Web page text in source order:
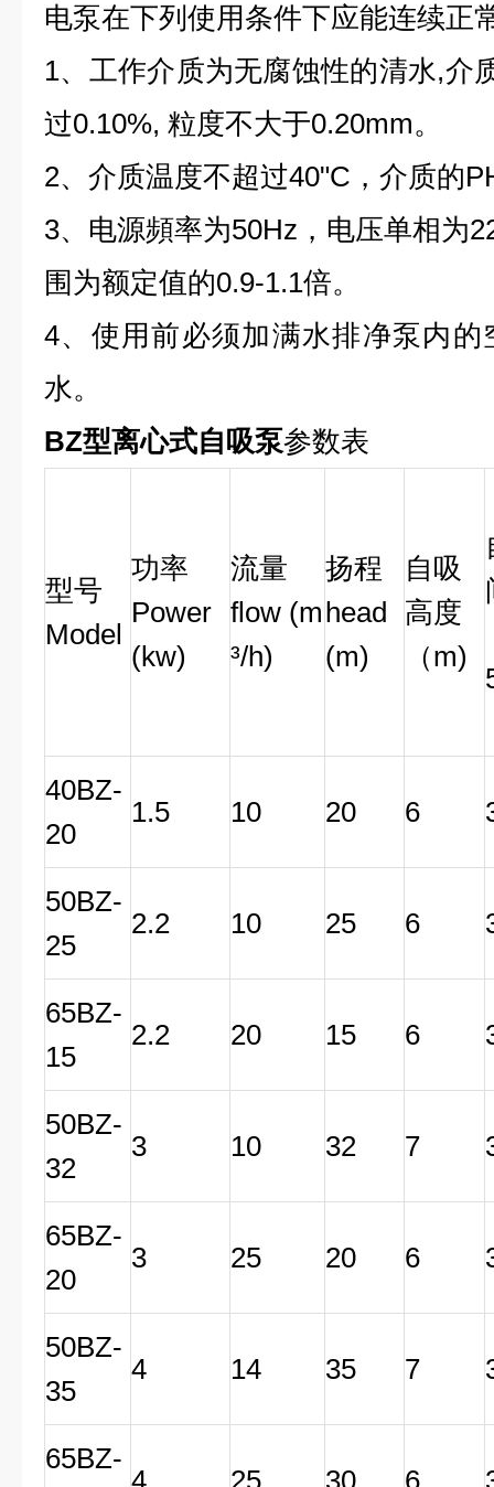
电泵在下列使用条件下应能连续正
1、工作介质为无腐蚀性的清水,介
过0.10%, 粒度不大于0.20mm。
2、介质温度不超过40"C，介质的
3、电源頻率为50Hz，电压单相为
围为额定值的0.9-1.1倍。
4、使用前必须加满水排净泵内
水。
BZ型离心式自吸泵参数表
型号
Model
功率
Power
(kw)
流量
flow (m
³/h)
扬程
head
(m)
自吸
高度
（m)
40BZ-
20
1.5 10 20 6
50BZ-
25
2.2 10 25 6
65BZ-
15
2.2 20 15 6
50BZ-
32
3 10 32 7
65BZ-
20
3 25 20 6
50BZ-
35
4 14 35 7
65BZ-
4 25 30 6